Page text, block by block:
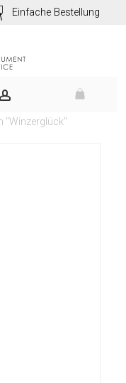
Einfache Bestellung
"Winzerglück"